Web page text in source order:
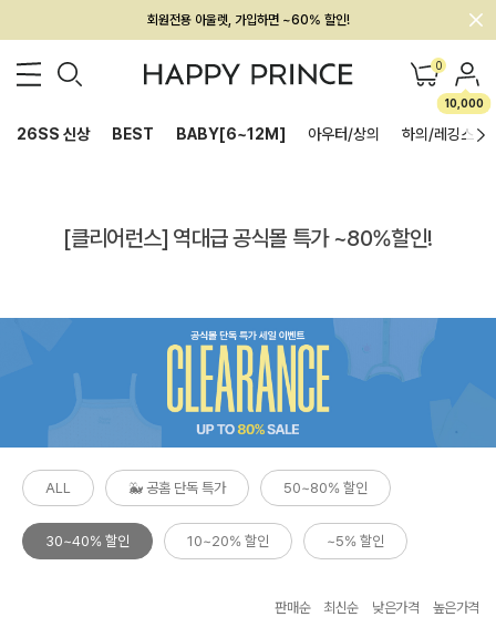
회원전용 아울렛, 가입하면 ~60% 할인!
멤버십 최대 28,000원 혜택 0
10,000
26SS 신상 BEST BABY[6~12M] 아우터/상의 하의/레깅스
[클리어런스] 역대급 공식몰 특가 ~80%할인!
ALL 🐳 공홈 단독 특가 50~80% 할인
30~40% 할인 10~20% 할인 ~5% 할인
판매순 최신순 낮은가격 높은가격